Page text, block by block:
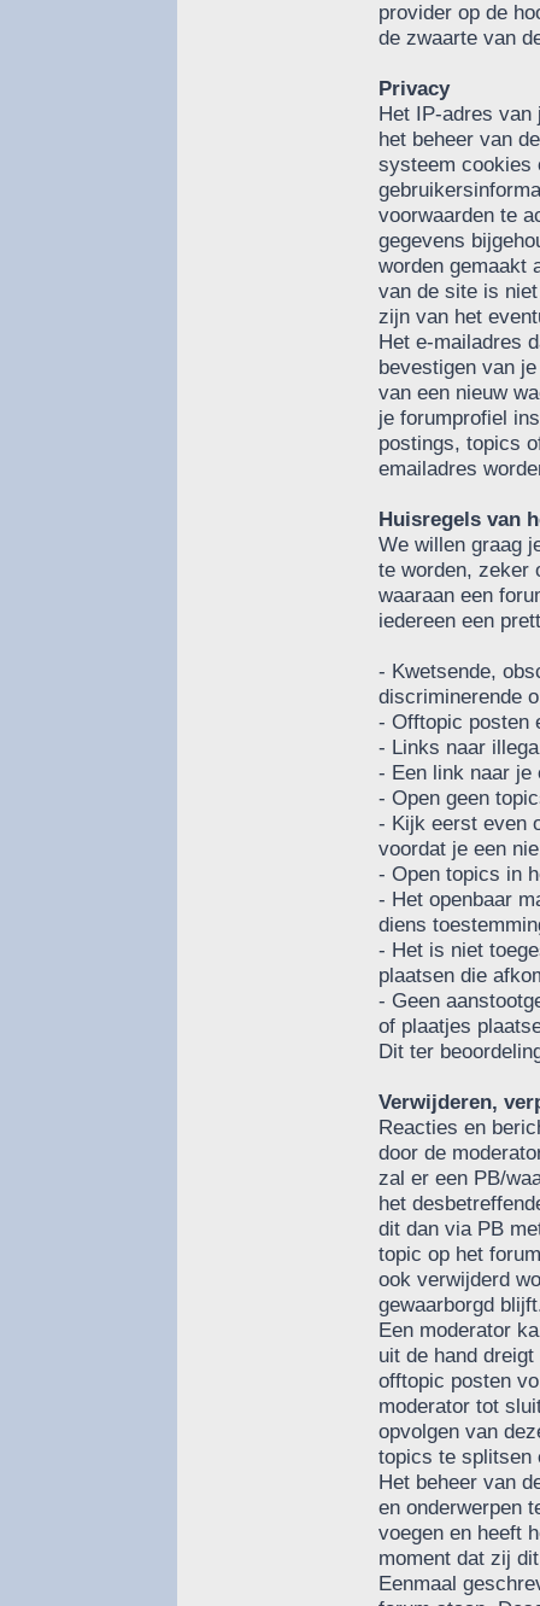
provider op de
de zwaarte van
Privacy
Het IP-adres van
het beheer van
systeem cookies
voorwaarden te
gegevens
worden gemaakt
van de site is
zijn van het
Het e-mailadres
bevestigen van
van een nieuw
je forumprofiel
postings, topics
emailadres
Huisregels van
We willen graag
te worden, zeker
waaraan een
iedereen een
- Kwetsende,
discriminerende
- Offtopic posten
- Links naar
- Een link naar je
- Open geen
- Kijk eerst even
voordat je een
- Open topics in
- Het openbaar
diens
- Het is niet
plaatsen die
- Geen
of plaatjes
Dit ter
Verwijderen,
Reacties en
door de
zal er een PB/
het
dit dan via PB
topic op het
ook verwijderd
gewaarborgd
Een moderator
uit de hand
offtopic posten
moderator tot
opvolgen van
topics te splitsen
Het beheer van
en onderwerpen
voegen en heeft
moment dat zij
Eenmaal